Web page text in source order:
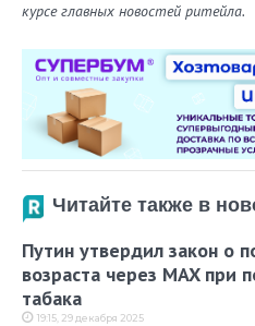
курсе главных новостей ритейла.
Читайте также в
Путин утвердил закон о
возраста через MAX при
табака
19:15, 29 декабря 2025